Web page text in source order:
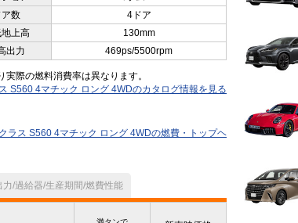
ア数
4ドア
上高
130mm
出力 469ps/5500rpm
際の燃料消費率は異なります。
S560 4マチック ロング 4WDのカタログ情報を見る
ラス S560 4マチック ロング 4WDの燃費・トップヘ
/過給器/生産期間/燃費性能